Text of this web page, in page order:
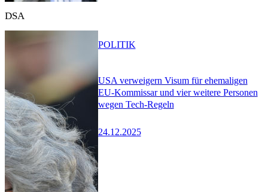
DSA
USA verweigern Visum für ehemaligen
EU-Kommissar und vier weitere Personen
wegen Tech-Regeln
24.12.2025
POLITIK